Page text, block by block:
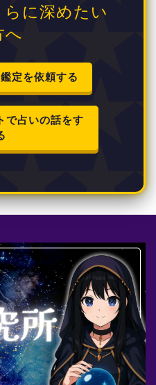
に深めたい
へ
定を依頼する
で占いの話をす